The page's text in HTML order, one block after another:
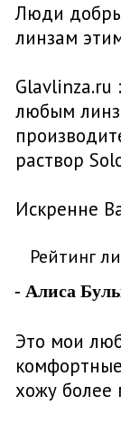
Люди
линзам
Glavlinza.ru
любым
раствор
Искренне
Рейтинг
- Алиса
Это мои
хожу более